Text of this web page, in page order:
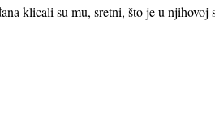
klicali su mu, sretni, što je u njihovoj